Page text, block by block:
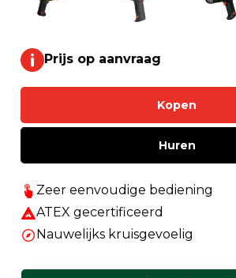
Prijs op aanvraag
Huren
Kopen
Zeer eenvoudige bediening
ATEX gecertificeerd
Nauwelijks kruisgevoelig